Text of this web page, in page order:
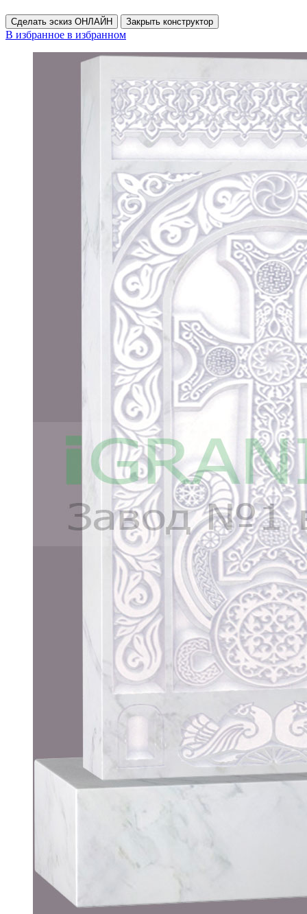
Сделать эскиз ОНЛАЙН Закрыть конструктор
В избранное в избранном